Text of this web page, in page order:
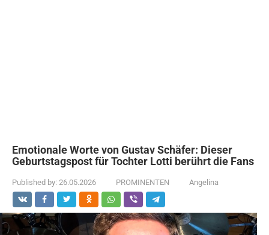
Emotionale Worte von Gustav Schäfer: Dieser
Geburtstagspost für Tochter Lotti berührt die Fans
Published by: 26.05.2026 PROMINENTEN Angelina